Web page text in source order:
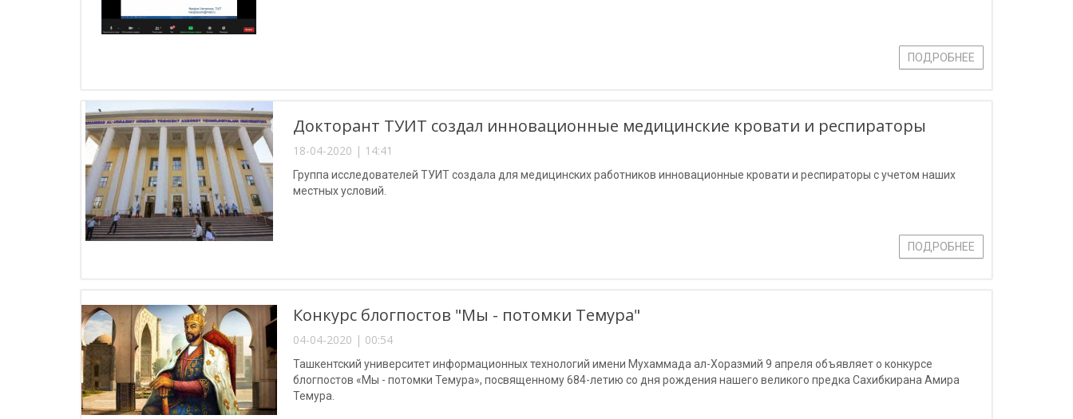
ПОДРОБНЕЕ
Докторант ТУИТ создал инновационные медицинские кровати и респираторы
18-04-2020 | 14:41
Группа исследователей ТУИТ создала для медицинских работников инновационные кровати и респираторы с учетом наших
местных условий.
ПОДРОБНЕЕ
Конкурс блогпостов "Мы - потомки Темура"
04-04-2020 | 00:54
Ташкентский университет информационных технологий имени Мухаммада ал-Хоразмий 9 апреля объявляет о конкурсе
блогпостов «Мы - потомки Темура», посвященному 684-летию со дня рождения нашего великого предка Сахибкирана Амира
Темура.